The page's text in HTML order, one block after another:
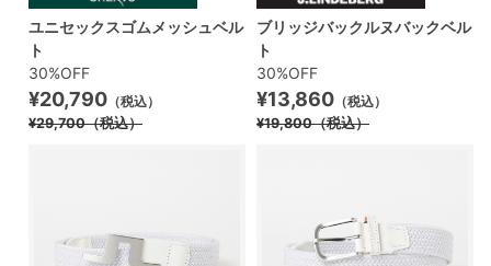
ユニセックスゴムメッシュベル
ト
30%OFF
¥20,790 （税込）
¥29,700（税込）
ブリッジバックルヌバックベル
ト
30%OFF
¥13,860 （税込）
¥19,800（税込）